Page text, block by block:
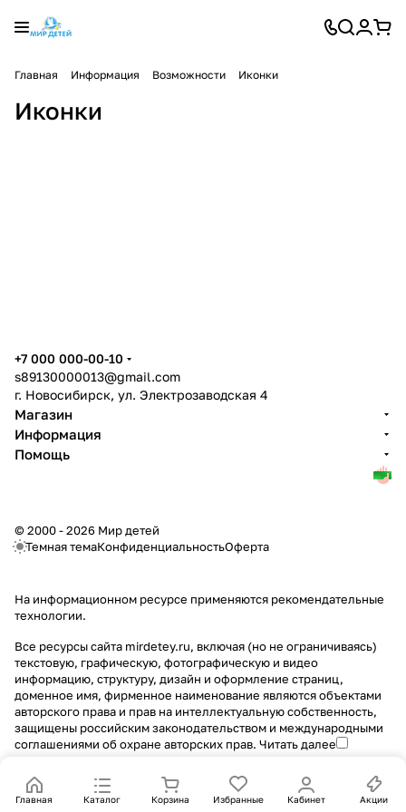
Главная Информация Возможности Иконки
Иконки
Главная Каталог Корзина Избранные Кабинет Акции
+7 000 000-00-10
s89130000013@gmail.com
г. Новосибирск, ул. Электрозаводская 4
Магазин
Информация
Помощь
© 2000 - 2026 Мир детей
Темная темаКонфиденциальностьОферта
На информационном ресурсе применяются рекомендательные
технологии.
Все ресурсы сайта mirdetey.ru, включая (но не ограничиваясь)
текстовую, графическую, фотографическую и видео
информацию, структуру, дизайн и оформление страниц,
доменное имя, фирменное наименование являются объектами
авторского права и прав на интеллектуальную собственность,
защищены российским законодательством и международными
соглашениями об охране авторских прав. Читать далее